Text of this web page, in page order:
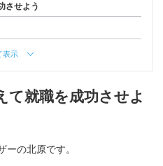
させよう
表示
て就職を成功させよ
ーの北原です。